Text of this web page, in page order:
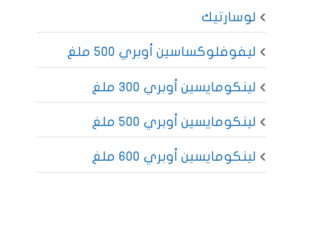
لوسارتيك
ليفوفلوكساسين أوبري 500 ملغ
لينكومايسين أوبري 300 ملغ
لينكومايسين أوبري 500 ملغ
لينكومايسين أوبري 600 ملغ